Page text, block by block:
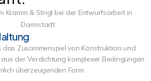
das Zusammenspiel von Konstruktion und
der Verdichtung komplexer Bedingungen
überzeugenden Form.